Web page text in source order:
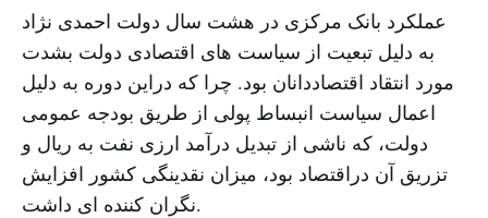
عملکرد بانک مرکزی در هشت سال دولت احمدی نژاد
به دلیل تبعیت از سیاست های اقتصادی دولت بشدت
مورد انتقاد اقتصاددانان بود. چرا که دراین دوره به دلیل
اعمال سیاست انبساط پولی از طریق بودجه عمومی
دولت، که ناشی از تبدیل درآمد ارزی نفت به ریال و
تزریق آن دراقتصاد بود، میزان نقدینگی کشور افزایش
نگران کننده ای داشت.